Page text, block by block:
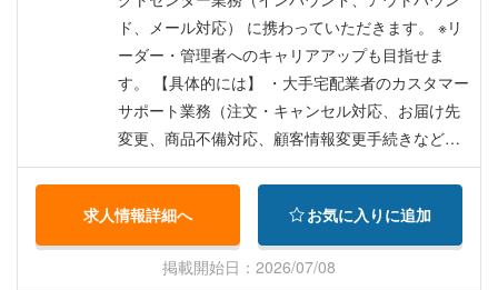
・インセンティブ：500バーツから2,000バーツ
（チームによる） ・試用期間：3ヶ月（給与変更
なし） ・昇給：3か月毎に査定 ・業績賞与：入社
2年目以降の出勤率の基準を満たした方へ6月と12
月に支給（業績給） ・ボーナス：1年間継続勤務
後から半年毎、出勤率等の基準を満たした方に18
ヶ月目8,000バーツ支給、24ヶ月目以降半年毎に1
0,000バーツ支給 ※2年目以降は「業績賞与+ボーナ
ス」をあわせて年間最大4回ボーナス支給 【各種
手当】 ・通勤交通費支給（上限200バーツ/日） ・
ド、メール対応） に携わっていただきます。 ※リ
ーダー・管理者へのキャリアアップも目指せま
す。 【具体的には】 ・大手宅配業者のカスタマー
サポート業務（注文・キャンセル対応、お届け先
変更、商品不備対応、顧客情報変更手続きなど）
・WIFI、決済端末のサポート業務（使い方の説
明、エラー発生時のサポート） ・一次受け窓口業
務（複数社の時間外一次受け窓口対応） 【キャリ
アプラン】 オペレーター⇒リーダー⇒アシスタン
トスーパーバイザー⇒スーパーバイザー（管理
求人情報詳細へ お気に入りに追加
掲載開始日：2026/07/08